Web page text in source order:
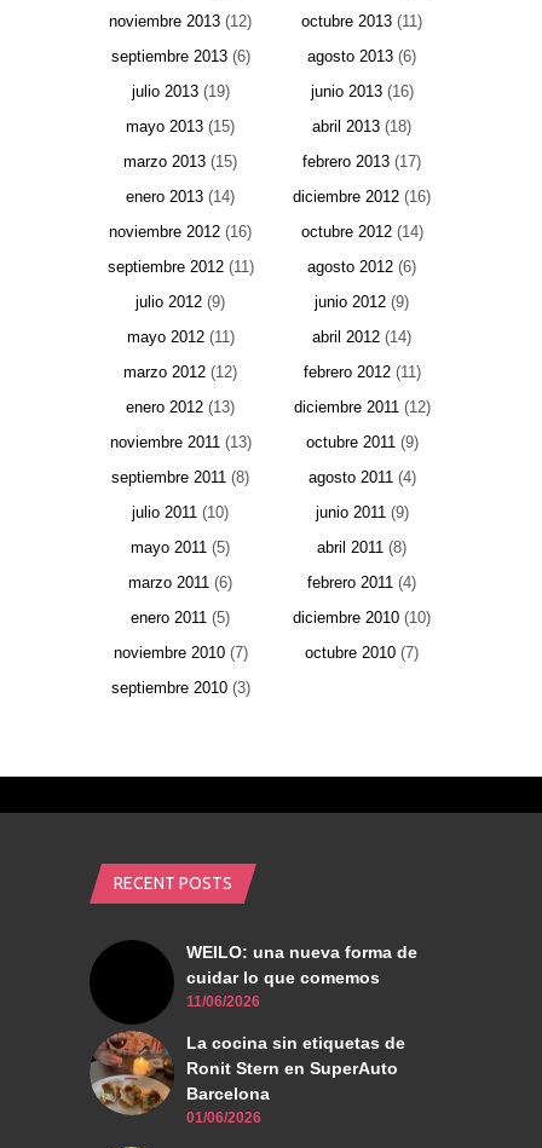
noviembre 2013 (12) octubre 2013 (11)
septiembre 2013(6) agosto 2013 (6)
julio 2013(19) junio 2013(16)
mayo 2013 (15) abril 2013 (18)
marzo 2013 (15) febrero 2013 (17)
enero 2013 (14) diciembre 2012 (16)
noviembre 2012 (16) octubre 2012(14)
septiembre 2012(11) agosto 2012 (6)
julio 2012 (9) junio 2012 (9)
mayo 2012(11) abril 2012 (14)
marzo 2012 (12) febrero 2012(11)
enero 2012 (13) diciembre 2011(12)
noviembre 2011(13) octubre 2011(9)
septiembre 2011 (8) agosto 2011(4)
julio 2011 (10) junio 2011(9)
mayo 2011 (5) abril 2011 (8)
marzo 2011 (6) febrero 2011 (4)
enero 2011 (5) diciembre 2010 (10)
noviembre 2010(7) octubre 2010 (7)
septiembre 2010(3)
RECENT POSTS
WEILO: una nueva forma de
cuidar lo que comemos
11/06/2026
La cocina sin etiquetas de
Ronit Stern en SuperAuto
Barcelona
01/06/2026